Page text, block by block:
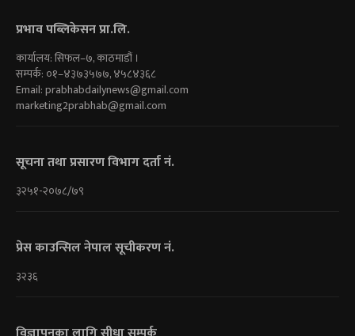
प्रभाव पब्लिकेसन प्रा.लि.
कार्यालय: सिफल–७, काठमाडौं ।
सम्पर्क: ०१–४३७३५७७, ४५८४३६८
Email:prabhabdailynews@gmail.com
marketing2prabhab@gmail.com
सूचना तथा प्रसारण विभाग दर्ता नं.
३२५१-२०७८/७९
प्रेस काउन्सिल नेपाल सूचीकरण नं.
३२३६